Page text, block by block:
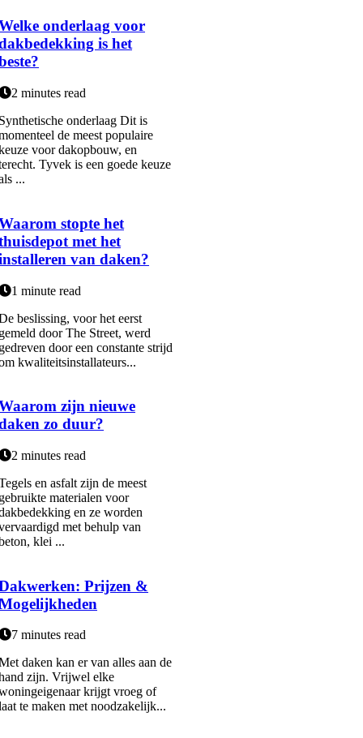
onderlaag voor
is het
2 minutes read
onderlaag Dit is
de meest populaire
voor dakopbouw, en
Tyvek is een goede keuze
...
stopte het
met het
van daken?
1 minute read
beslissing, voor het eerst
door The Street, werd
door een constante strijd
kwaliteitsinstallateurs...
zijn nieuwe
zo duur?
2 minutes read
en asfalt zijn de meest
materialen voor
en ze worden
met behulp van
klei ...
Prijzen &
7 minutes read
daken kan er van alles aan de
zijn. Vrijwel elke
krijgt vroeg of
te maken met noodzakelijk...